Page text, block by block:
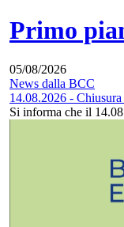
Primo
05/08/2026
News dalla BCC
14.08.2026 -
Si informa che il